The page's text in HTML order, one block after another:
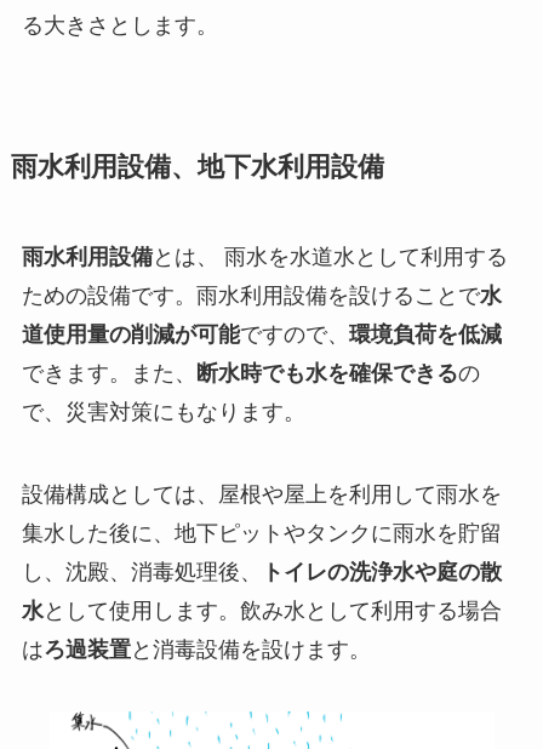
る大きさとします。
雨水利用設備、地下水利用設備
雨水利用設備とは、 雨水を水道水として利用する
ための設備です。雨水利用設備を設けることで水
道使用量の削減が可能ですので、 環境負荷を低減
できます。また、
断水時でも水を確保できるの
で、災害対策にもなります。
設備構成としては、屋根や屋上を利用して雨水を
集水した後に、地下ピットやタンクに雨水を貯留
し、沈殿、消毒処理後、
トイレの洗浄水や庭の散
水として使用します。飲み水として利用する場合
はろ過装置と消毒設備を設けます。